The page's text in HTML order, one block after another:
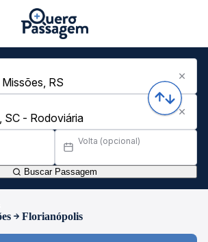
Volta (opcional)
Buscar Passagem
Florianópolis